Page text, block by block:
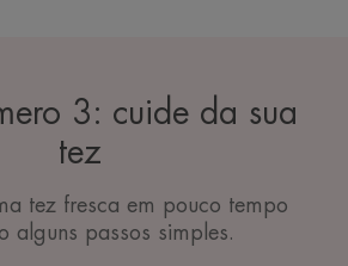
3: cuide da sua
tez
tez fresca em pouco tempo
alguns passos simples.